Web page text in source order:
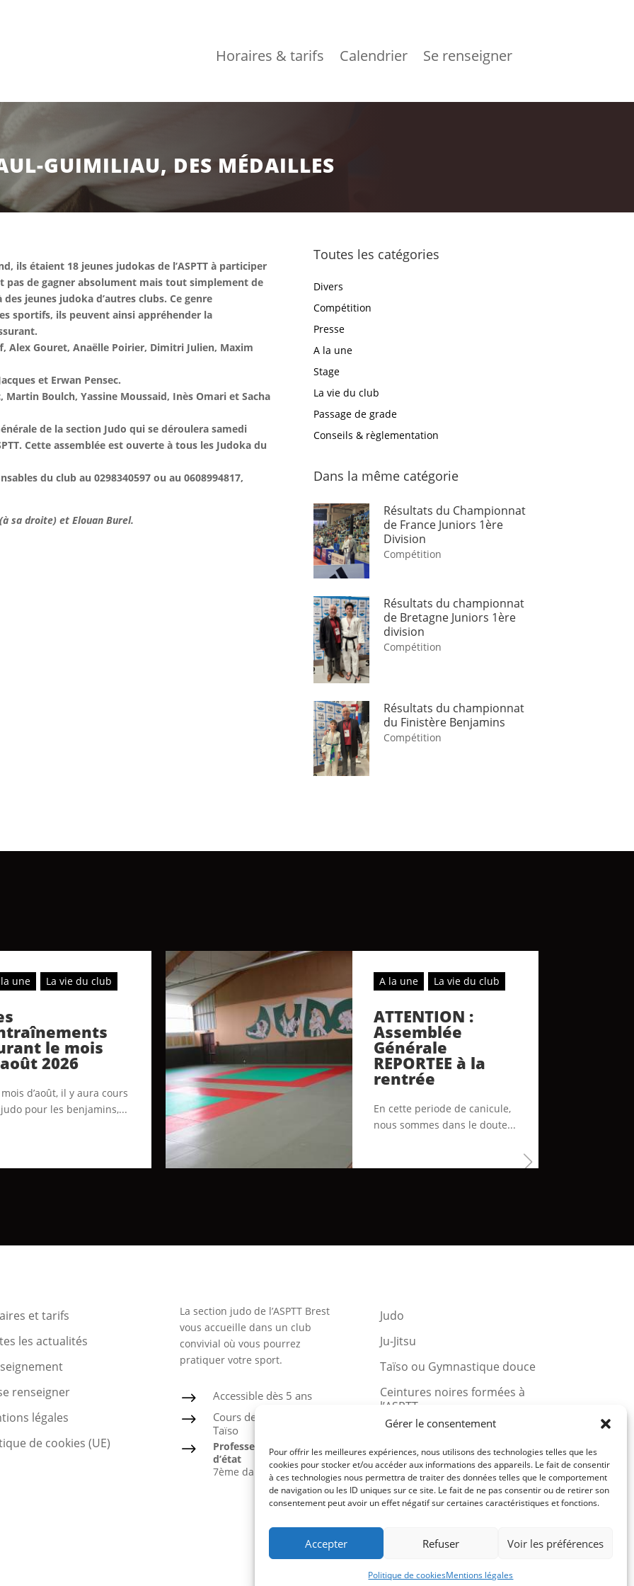
Gérer le consentement
Pour offrir les meilleures expériences, nous utilisons des technologies telles que les
cookies pour stocker et/ou accéder aux informations des appareils. Le fait de consentir
à ces technologies nous permettra de traiter des données telles que le comportement
de navigation ou les ID uniques sur ce site. Le fait de ne pas consentir ou de retirer son
consentement peut avoir un effet négatif sur certaines caractéristiques et fonctions.
Accepter Refuser Voir les préférences
Politique de cookiesMentions légales
Horaires & tarifs Calendrier Se renseigner
GUIMILIAU, DES MÉDAILLES
ils étaient 18 jeunes judokas de l’ASPTT à participer
pas de gagner absolument mais tout simplement de
jeunes judoka d’autres clubs. Ce genre
sportifs, ils peuvent ainsi appréhender la
Alex Gouret, Anaëlle Poirier, Dimitri Julien, Maxim
et Erwan Pensec.
Martin Boulch, Yassine Moussaid, Inès Omari et Sacha
de la section Judo qui se déroulera samedi
Cette assemblée est ouverte à tous les Judoka du
du club au 0298340597 ou au 0608994817,
sa droite) et Elouan Burel.
Toutes les catégories
Divers
Compétition
Presse
A la une
Stage
La vie du club
Passage de grade
Conseils & règlementation
Dans la même catégorie
Résultats du Championnat
de France Juniors 1ère
Division
Compétition
Résultats du championnat
de Bretagne Juniors 1ère
division
Compétition
Résultats du championnat
du Finistère Benjamins
Compétition
une La vie du club
le mois
2026
d’août, il y aura cours
pour les benjamins,...
A la une La vie du club
ATTENTION :
Assemblée
Générale
REPORTEE à la
rentrée
En cette periode de canicule,
nous sommes dans le doute...
et tarifs
les actualités
renseigner
légales
de cookies (UE)
La section judo de l’ASPTT Brest
vous accueille dans un club
convivial où vous pourrez
pratiquer votre sport.
$ Accessible dès 5 ans
$
Cours de Judo, Ju-Jitsu et
Taïso
$
Professeur diplômé
d’état
7ème dan
Judo
Ju-Jitsu
Taïso ou Gymnastique douce
Ceintures noires formées à
l’ASPTT
Comité du Finistère de Judo
Ligue de Bretagne de Judo
Fédération Française de Judo